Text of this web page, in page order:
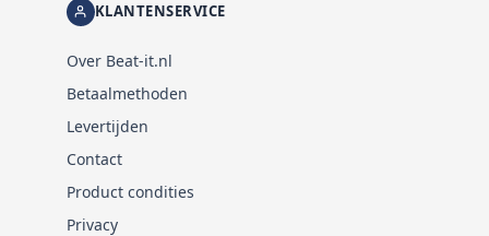
KLANTENSERVICE
Over Beat-it.nl
Betaalmethoden
Levertijden
Contact
Product condities
Privacy